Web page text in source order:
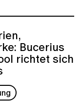
Bucerius
richtet sich